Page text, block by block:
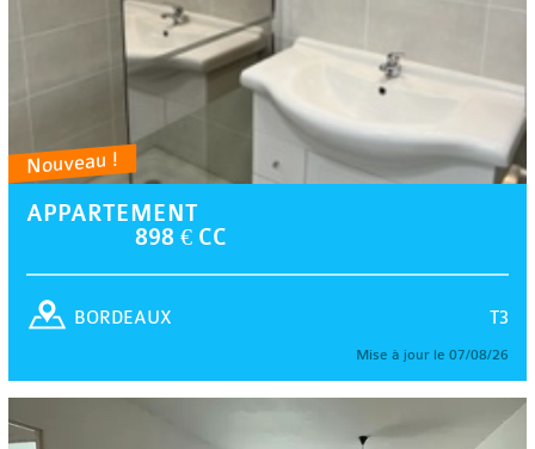
Nouveau !
APPARTEMENT
898 € CC
T3
BORDEAUX
Mise à jour le 07/08/26